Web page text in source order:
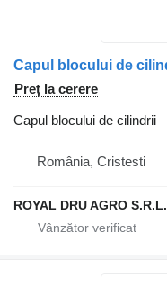
Preț la cerere
Capul blocului de cilindrii
România, Cristesti
ROYAL DRU AGRO S.R.L.